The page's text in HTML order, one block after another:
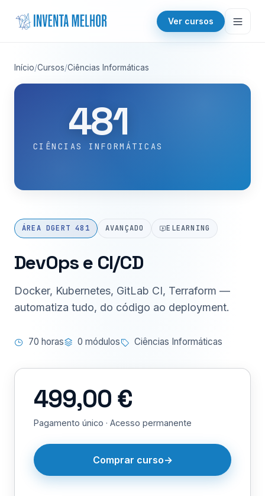
Saltar para o conteúdo Ver cursos
Início/Cursos/Ciências Informáticas
481
CIÊNCIAS INFORMÁTICAS
ÁREA DGERT 481 AVANÇADO ELEARNING
DevOps e CI/CD
Docker, Kubernetes, GitLab CI, Terraform —
automatiza tudo, do código ao deployment.
70 horas 0 módulos Ciências Informáticas
499,00 €
Pagamento único · Acesso permanente
Comprar curso